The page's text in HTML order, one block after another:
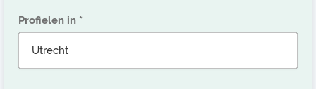
Profielen in